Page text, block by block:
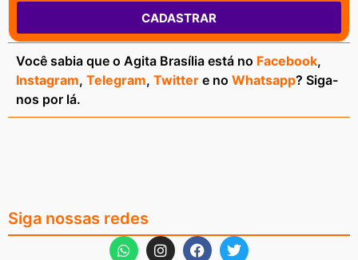
CADASTRAR
Você sabia que o Agita Brasília está no Facebook,
Instagram, Telegram, Twitter e no Whatsapp? Siga-
nos por lá.
Siga nossas redes